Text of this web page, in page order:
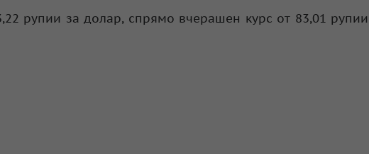
рупии за долар, спрямо вчерашен курс от 83,01 рупии